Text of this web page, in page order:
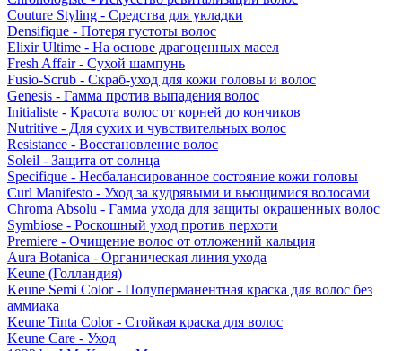
Couture Styling - Средства для укладки
Densifique - Потеря густоты волос
Elixir Ultime - На основе драгоценных масел
Fresh Affair - Сухой шампунь
Fusio-Scrub - Скраб-уход для кожи головы и волос
Genesis - Гамма против выпадения волос
Initialiste - Красота волос от корней до кончиков
Nutritive - Для сухих и чувствительных волос
Resistance - Восстановление волос
Soleil - Защита от солнца
Specifique - Несбалансированное состояние кожи головы
Curl Manifesto - Уход за кудрявыми и вьющимися волосами
Chroma Absolu - Гамма ухода для защиты окрашенных волос
Symbiose - Роскошный уход против перхоти
Premiere - Очищение волос от отложений кальция
Aura Botanica - Органическая линия ухода
Keune (Голландия)
Keune Semi Color - Полуперманентная краска для волос без
аммиака
Keune Tinta Color - Стойкая краска для волос
Keune Care - Уход